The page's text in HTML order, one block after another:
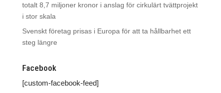
totalt 8,7 miljoner kronor i anslag för cirkulärt tvättprojekt
i stor skala
Svenskt företag prisas i Europa för att ta hållbarhet ett
steg längre
Facebook
[custom-facebook-feed]